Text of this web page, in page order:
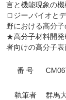
言と機能現象の
ロジー,バイオと
野における高分
★高分子材料開発
者向けの高分子
番 号
執筆者 群馬